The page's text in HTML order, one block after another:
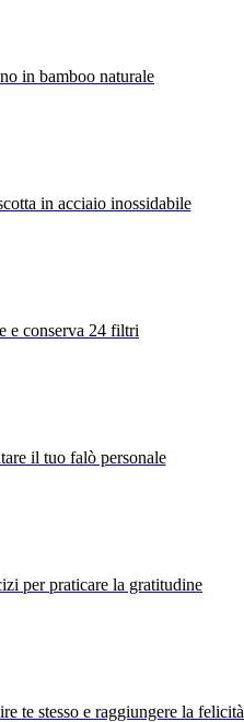
in bamboo naturale
in acciaio inossidabile
e conserva 24 filtri
il tuo falò personale
per praticare la gratitudine
te stesso e raggiungere la felicità